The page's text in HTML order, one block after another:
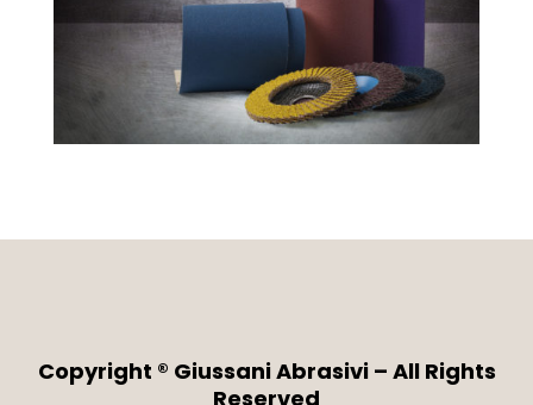
Copyright ® Giussani Abrasivi – All Rights
Reserved